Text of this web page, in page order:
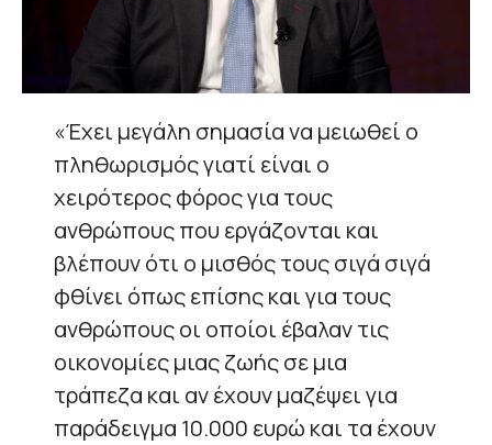
«Έχει μεγάλη σημασία να μειωθεί ο
πληθωρισμός γιατί είναι ο
χειρότερος φόρος για τους
ανθρώπους που εργάζονται και
βλέπουν ότι ο μισθός τους σιγά σιγά
φθίνει όπως επίσης και για τους
ανθρώπους οι οποίοι έβαλαν τις
οικονομίες μιας ζωής σε μια
τράπεζα και αν έχουν μαζέψει για
παράδειγμα 10.000 ευρώ και τα έχουν